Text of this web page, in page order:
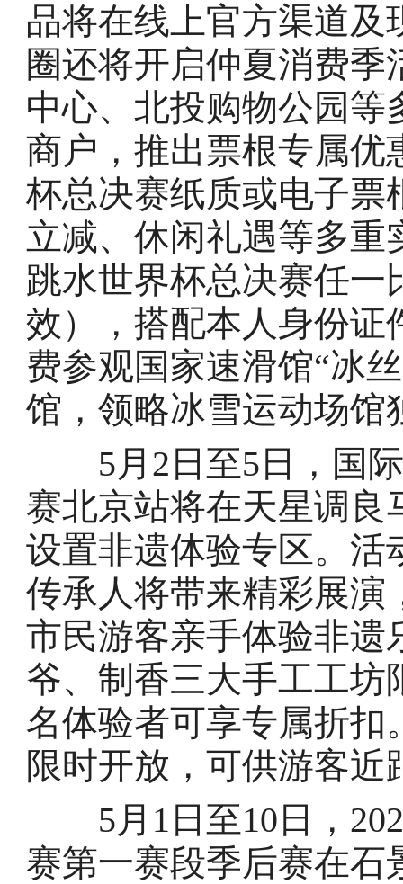
品将在线上官方渠道
圈还将开启仲夏消费
中心、北投购物公园
商户，推出票根专属优
杯总决赛纸质或电子票
立减、休闲礼遇等多重
跳水世界杯总决赛任
效），搭配本人身份证
费参观国家速滑馆“冰
馆，领略冰雪运动场馆
5月2日至5日，国际
赛北京站将在天星调良
设置非遗体验专区。活
传承人将带来精彩展演
市民游客亲手体验非遗
爷、制香三大手工工坊
名体验者可享专属折扣
限时开放，可供游客
5月1日至10日，
赛第一赛段季后赛在石